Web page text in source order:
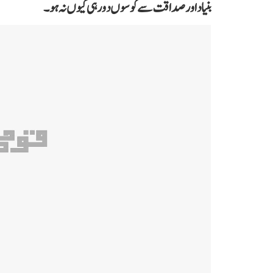
بنیاد اور صداقت سے کوسوں دور ہی کیوں نہ ہو۔